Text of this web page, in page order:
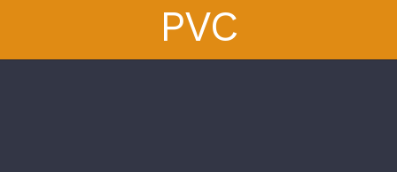
PVC